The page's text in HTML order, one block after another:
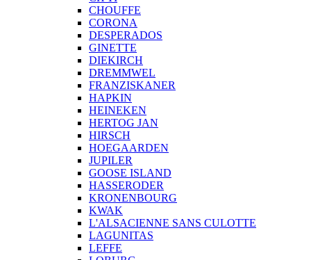
CHOUFFE
CORONA
DESPERADOS
GINETTE
DIEKIRCH
DREMMWEL
FRANZISKANER
HAPKIN
HEINEKEN
HERTOG JAN
HIRSCH
HOEGAARDEN
JUPILER
GOOSE ISLAND
HASSERODER
KRONENBOURG
KWAK
L'ALSACIENNE SANS CULOTTE
LAGUNITAS
LEFFE